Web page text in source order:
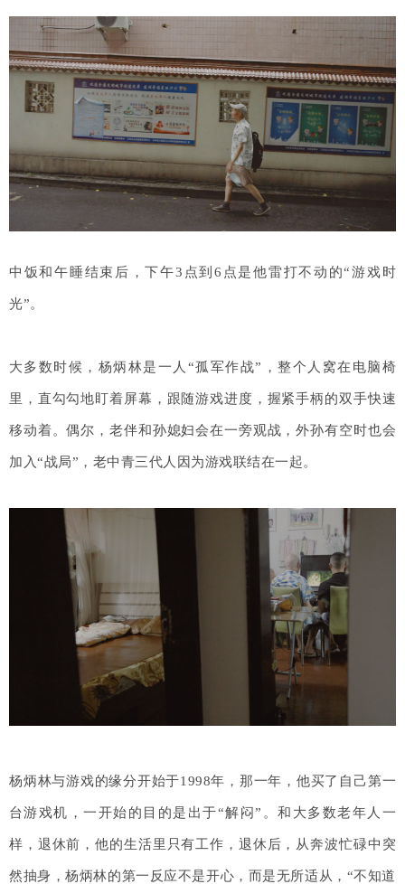
中饭和午睡结束后，下午3点到6点是他雷打不动的“游戏时
光”。
大多数时候，杨炳林是一人“孤军作战”，整个人窝在电脑椅
里，直勾勾地盯着屏幕，跟随游戏进度，握紧手柄的双手快速
移动着。偶尔，老伴和孙媳妇会在一旁观战，外孙有空时也会
加入“战局”，老中青三代人因为游戏联结在一起。
杨炳林与游戏的缘分开始于1998年，那一年，他买了自己第一
台游戏机，一开始的目的是出于“解闷”。和大多数老年人一
样，退休前，他的生活里只有工作，退休后，从奔波忙碌中突
然抽身，杨炳林的第一反应不是开心，而是无所适从，“不知道